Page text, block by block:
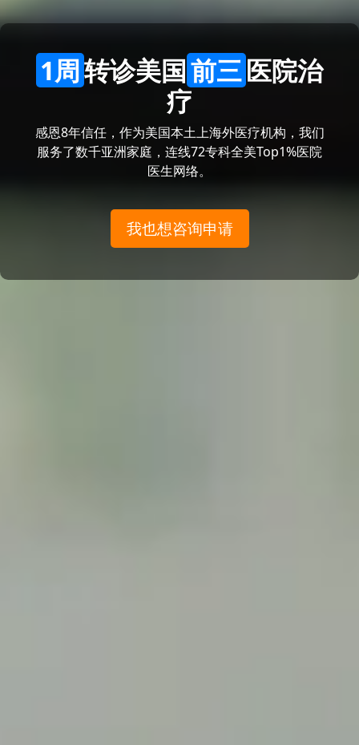
1周转诊美国前三医院治
疗
感恩8年信任，作为美国本土上海外医疗机构，我们
服务了数千亚洲家庭，连线72专科全美Top1%医院
医生网络。
我也想咨询申请